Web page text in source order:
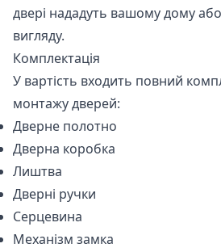
двері нададуть вашому дому
вигляду.
Комплектація
У вартість входить повний
монтажу дверей:
Дверне полотно
Дверна коробка
Лиштва
Дверні ручки
Серцевина
Механізм замка